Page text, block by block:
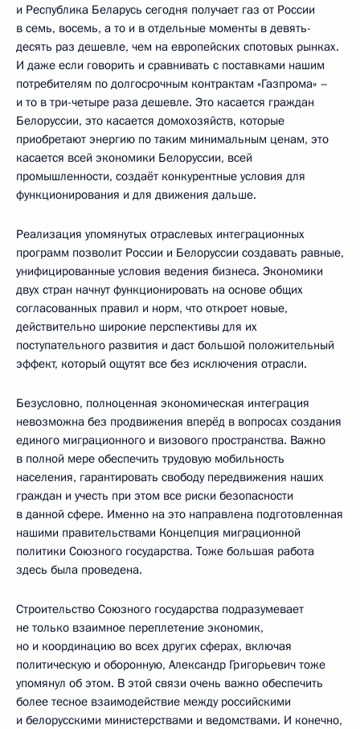
и Республика Беларусь сегодня получает газ от России
в семь, восемь, а то и в отдельные моменты в девять-
десять раз дешевле, чем на европейских спотовых рынках.
И даже если говорить и сравнивать с поставками нашим
потребителям по долгосрочным контрактам «Газпрома» –
и то в три-четыре раза дешевле. Это касается граждан
Белоруссии, это касается домохозяйств, которые
приобретают энергию по таким минимальным ценам, это
касается всей экономики Белоруссии, всей
промышленности, создаёт конкурентные условия для
функционирования и для движения дальше.
Реализация упомянутых отраслевых интеграционных
программ позволит России и Белоруссии создавать равные,
унифицированные условия ведения бизнеса. Экономики
двух стран начнут функционировать на основе общих
согласованных правил и норм, что откроет новые,
действительно широкие перспективы для их
поступательного развития и даст большой положительный
эффект, который ощутят все без исключения отрасли.
Безусловно, полноценная экономическая интеграция
невозможна без продвижения вперёд в вопросах создания
единого миграционного и визового пространства. Важно
в полной мере обеспечить трудовую мобильность
населения, гарантировать свободу передвижения наших
граждан и учесть при этом все риски безопасности
в данной сфере. Именно на это направлена подготовленная
нашими правительствами Концепция миграционной
политики Союзного государства. Тоже большая работа
здесь была проведена.
Строительство Союзного государства подразумевает
не только взаимное переплетение экономик,
но и координацию во всех других сферах, включая
политическую и оборонную, Александр Григорьевич тоже
упомянул об этом. В этой связи очень важно обеспечить
более тесное взаимодействие между российскими
и белорусскими министерствами и ведомствами. И конечно,